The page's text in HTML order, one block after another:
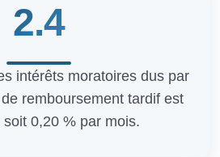
2.4
intérêts moratoires dus par
remboursement tardif est
0,20 % par mois.